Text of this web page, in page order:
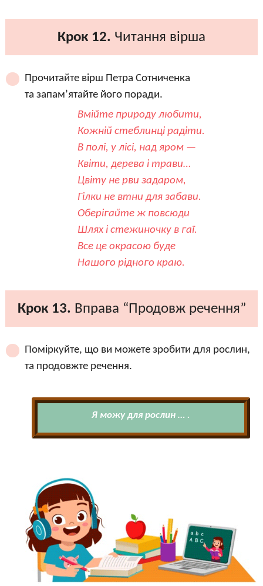
Крок 12. Читання вірша
Прочитайте вірш Петра Сотниченка
та запам’ятайте його поради.
Вмійте природу любити,
Кожній стеблинці радіти.
В полі, у лісі, над яром —
Квіти, дерева і трави…
Цвіту не рви задаром,
Гілки не втни для забави.
Оберігайте ж повсюди
Шлях і стежиночку в гаї.
Все це окрасою буде
Нашого рідного краю.
Крок 13. Вправа “Продовж речення”
Поміркуйте, що ви можете зробити для рослин,
та продовжте речення.
Я можу для рослин … .